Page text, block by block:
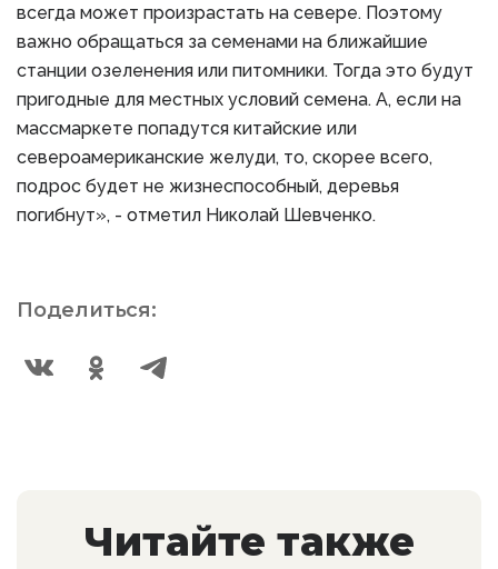
всегда может произрастать на севере. Поэтому
важно обращаться за семенами на ближайшие
станции озеленения или питомники. Тогда это будут
пригодные для местных условий семена. А, если на
массмаркете попадутся китайские или
североамериканские желуди, то, скорее всего,
подрос будет не жизнеспособный, деревья
погибнут», - отметил Николай Шевченко.
Поделиться:
Читайте также